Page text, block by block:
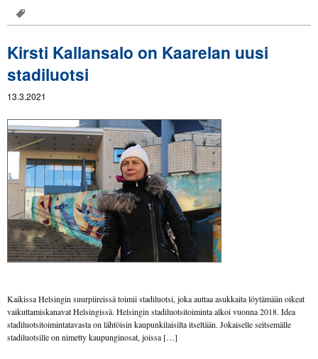
Kirsti Kallansalo on Kaarelan uusi
stadiluotsi
13.3.2021
Kaikissa Helsingin suurpiireissä toimii stadiluotsi, joka auttaa asukkaita löytämään oikeat
vaikuttamiskanavat Helsingissä. Helsingin stadiluotsitoiminta alkoi vuonna 2018. Idea
stadiluotsitoimintatavasta on lähtöisin kaupunkilaisilta itseltään. Jokaiselle seitsemälle
stadiluotsille on nimetty kaupunginosat, joissa […]